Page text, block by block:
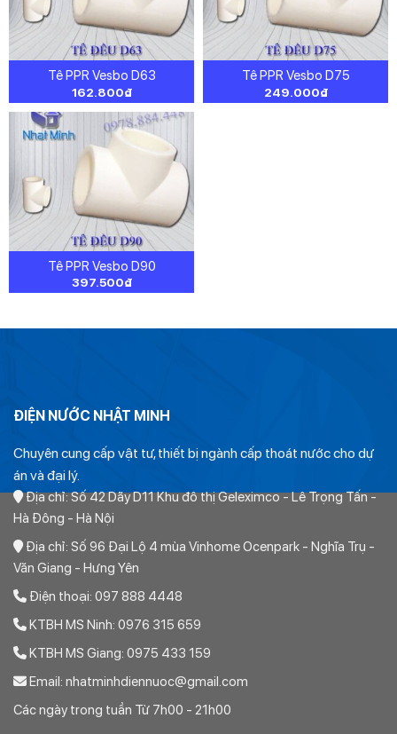
Tê PPR Vesbo D63
162.800₫
Tê PPR Vesbo D75
249.000₫
Tê PPR Vesbo D90
397.500₫
ĐIỆN NƯỚC NHẬT MINH
Chuyên cung cấp vật tư, thiết bị ngành cấp thoát nước cho dự
án và đại lý.
Địa chỉ: Số 42 Dãy D11 Khu đô thị Geleximco - Lê Trọng Tấn -
Hà Đông - Hà Nội
Địa chỉ: Số 96 Đại Lộ 4 mùa Vinhome Ocenpark - Nghĩa Trụ -
Văn Giang - Hưng Yên
Điện thoại: 097 888 4448
KTBH MS Ninh: 0976 315 659
KTBH MS Giang: 0975 433 159
Email: nhatminhdiennuoc@gmail.com
Các ngày trong tuần Từ 7h00 - 21h00